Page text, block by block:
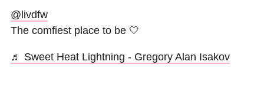
@livdfw
The comfiest place to be 🤍
♬ Sweet Heat Lightning - Gregory Alan Isakov